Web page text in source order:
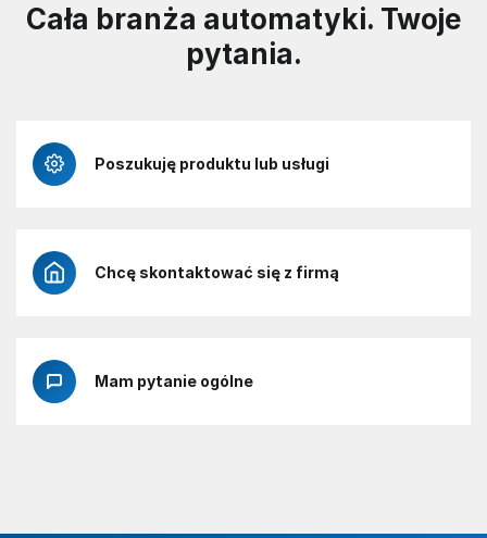
Cała branża automatyki. Twoje
pytania.
Poszukuję produktu lub usługi
Chcę skontaktować się z firmą
Mam pytanie ogólne